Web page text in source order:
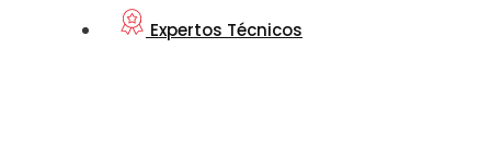
Expertos Técnicos